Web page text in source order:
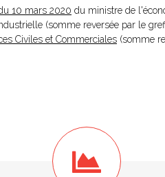
10 mars 2020 du ministre de
(somme reversée par le
Civiles et Commerciales (somme